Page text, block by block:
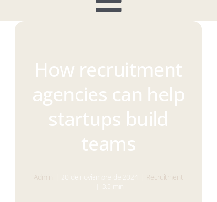
Toggle
Servicios
Conócenos
How recruitment
agencies can help
startups build
teams
Admin 20 de noviembre de 2024
Recruitment
3,5 min